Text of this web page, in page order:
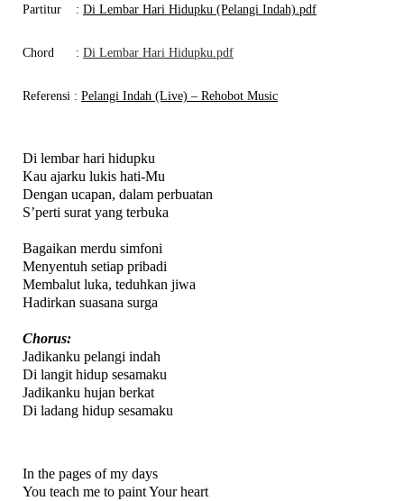
Partitur : Di Lembar Hari Hidupku (Pelangi Indah).pdf
Chord : Di Lembar Hari Hidupku.pdf
Referensi : Pelangi Indah (Live) – Rehobot Music
Di lembar hari hidupku
Kau ajarku lukis hati-Mu
Dengan ucapan, dalam perbuatan
S’perti surat yang terbuka
Bagaikan merdu simfoni
Menyentuh setiap pribadi
Membalut luka, teduhkan jiwa
Hadirkan suasana surga
Chorus:
Jadikanku pelangi indah
Di langit hidup sesamaku
Jadikanku hujan berkat
Di ladang hidup sesamaku
In the pages of my days
You teach me to paint Your heart